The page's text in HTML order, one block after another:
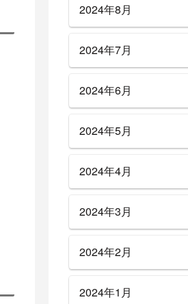
2024年8月
2024年7月
2024年6月
2024年5月
2024年4月
2024年3月
2024年2月
2024年1月